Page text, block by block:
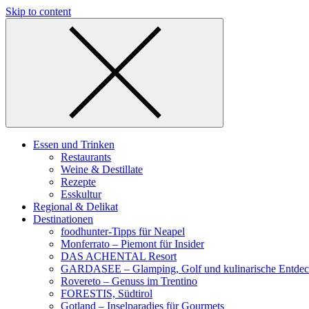
Skip to content
Essen und Trinken
Restaurants
Weine & Destillate
Rezepte
Esskultur
Regional & Delikat
Destinationen
foodhunter-Tipps für Neapel
Monferrato – Piemont für Insider
DAS ACHENTAL Resort
GARDASEE – Glamping, Golf und kulinarische
Rovereto – Genuss im Trentino
FORESTIS, Südtirol
Gotland – Inselparadies für Gourmets